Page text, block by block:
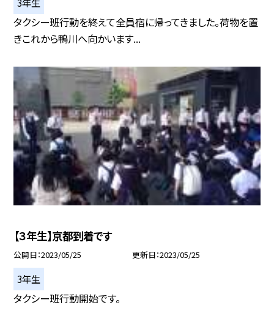
3年生
タクシー班行動を終えて全員宿に帰ってきました。荷物を置
きこれから鴨川へ向かいます...
【３年生】京都到着です
公開日 2023/05/25 更新日 2023/05/25
3年生
タクシー班行動開始です。